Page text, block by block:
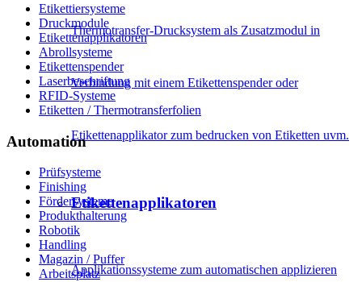
Thermotransfer-Drucksystem als Zusatzmodul in
Verbindung mit einem Etikettenspender oder
Etikettenapplikator zum bedrucken von Etiketten uvm.
Etikettenapplikatoren
Applikationssysteme zum automatischen applizieren
Etikettiersysteme
Druckmodule
Etikettenapplikatoren
Abrollsysteme
Etikettenspender
Laserbeschriftung
RFID-Systeme
Etiketten / Thermotransferfolien
Automation
Prüfsysteme
Finishing
Fördersysteme
Produkthalterung
Robotik
Handling
Magazin / Puffer
Arbeitsplatz